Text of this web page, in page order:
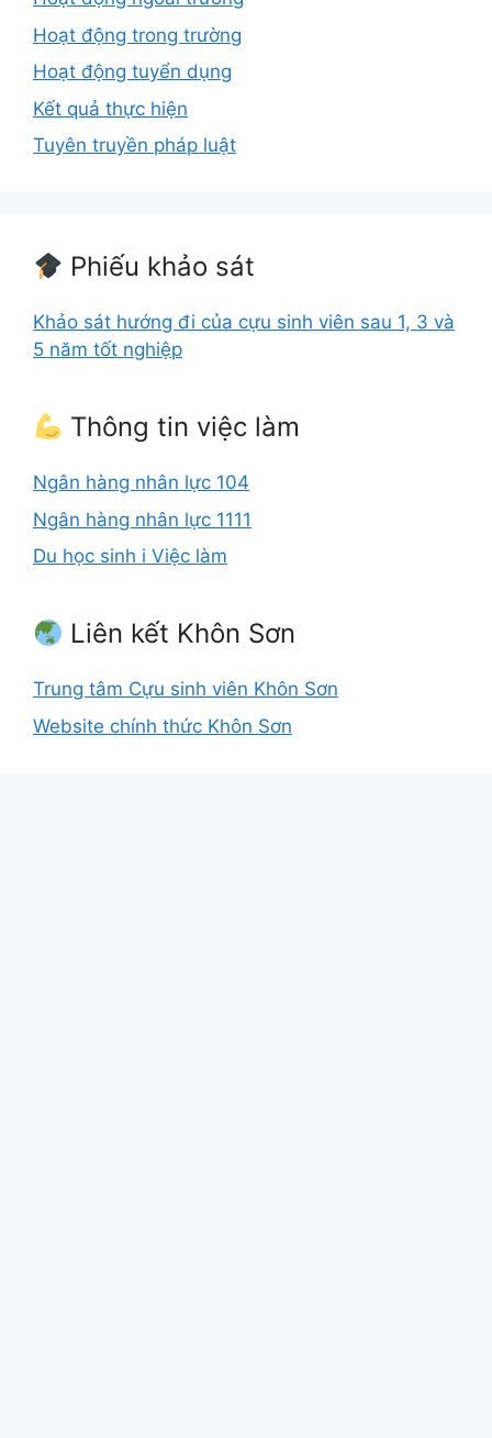
Hoạt động trong trường
Hoạt động tuyển dụng
Kết quả thực hiện
Tuyên truyền pháp luật
Phiếu khảo sát
Khảo sát hướng đi của cựu sinh viên sau 1, 3 và
5 năm tốt nghiệp
Thông tin việc làm
Ngân hàng nhân lực 104
Ngân hàng nhân lực 1111
Du học sinh i Việc làm
Liên kết Khôn Sơn
Trung tâm Cựu sinh viên Khôn Sơn
Website chính thức Khôn Sơn